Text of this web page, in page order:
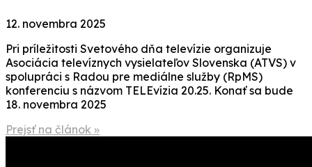
12. novembra 2025
Pri príležitosti Svetového dňa televízie organizuje
Asociácia televíznych vysielateľov Slovenska (ATVS) v
spolupráci s Radou pre mediálne služby (RpMS)
konferenciu s názvom TELEvízia 20.25. Konať sa bude
18. novembra 2025
Prejsť na článok »